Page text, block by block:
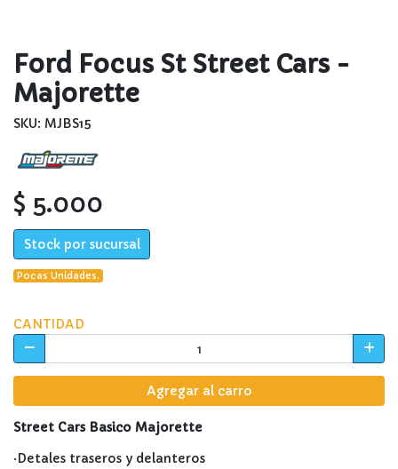
Ford Focus St Street Cars -
Majorette
SKU: MJBS15
$ 5.000
Stock por sucursal
Pocas Unidades.
CANTIDAD
Agregar al carro
Street Cars Basico Majorette
·Detales traseros y delanteros